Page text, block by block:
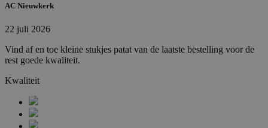
AC Nieuwkerk
22 juli 2026
Vind af en toe kleine stukjes patat van de laatste bestelling voor de
rest goede kwaliteit.
Kwaliteit